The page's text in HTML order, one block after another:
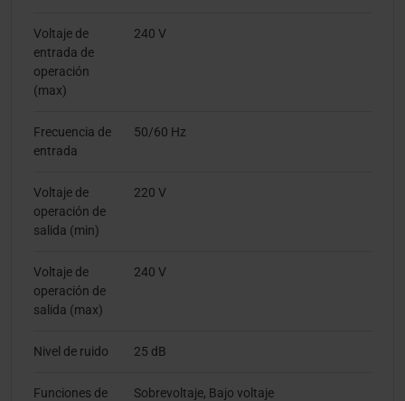
Voltaje de
entrada de
operación
(max)
240 V
Frecuencia de
entrada
50/60 Hz
Voltaje de
operación de
salida (min)
220 V
Voltaje de
operación de
salida (max)
240 V
Nivel de ruido 25 dB
Funciones de
Sobrevoltaje, Bajo voltaje